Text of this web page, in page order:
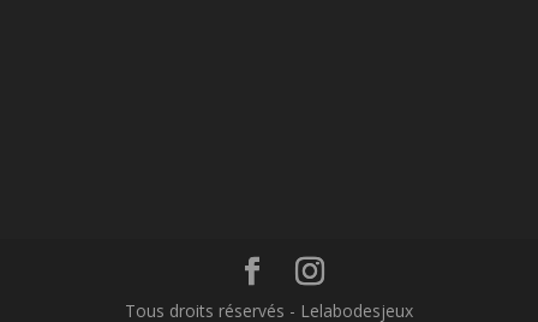
Tous droits réservés - Lelabodesjeux